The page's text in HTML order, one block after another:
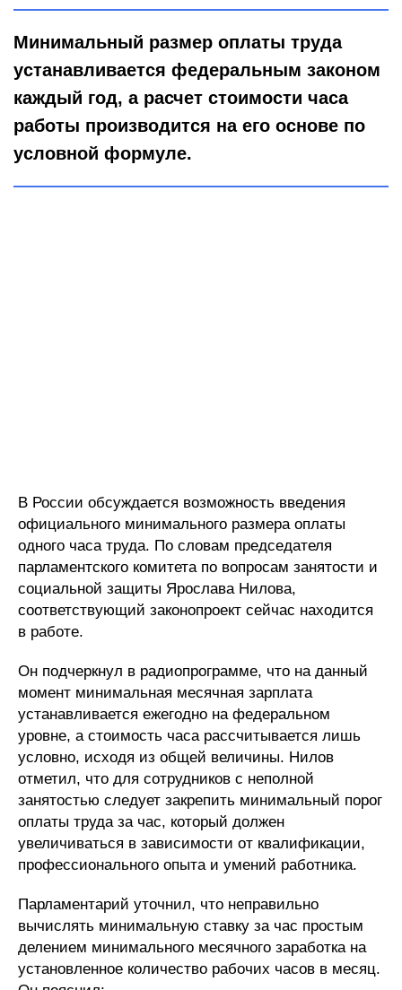
Минимальный размер оплаты труда
устанавливается федеральным законом
каждый год, а расчет стоимости часа
работы производится на его основе по
условной формуле.
В России обсуждается возможность введения
официального минимального размера оплаты
одного часа труда. По словам председателя
парламентского комитета по вопросам занятости и
социальной защиты Ярослава Нилова,
соответствующий законопроект сейчас находится
в работе.
Он подчеркнул в радиопрограмме, что на данный
момент минимальная месячная зарплата
устанавливается ежегодно на федеральном
уровне, а стоимость часа рассчитывается лишь
условно, исходя из общей величины. Нилов
отметил, что для сотрудников с неполной
занятостью следует закрепить минимальный порог
оплаты труда за час, который должен
увеличиваться в зависимости от квалификации,
профессионального опыта и умений работника.
Парламентарий уточнил, что неправильно
вычислять минимальную ставку за час простым
делением минимального месячного заработка на
установленное количество рабочих часов в месяц.